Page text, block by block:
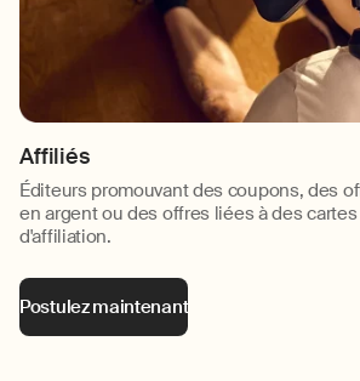
Affiliés
Éditeurs promouvant des coupons, des
en argent ou des offres liées à des
d'affiliation.
Postulez maintenant